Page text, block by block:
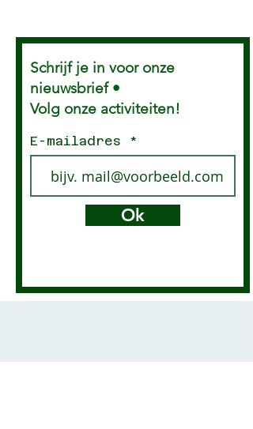
Schrijf je in voor onze
nieuwsbrief •
Volg onze activiteiten!
E-mailadres
Ok